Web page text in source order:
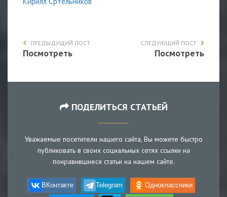
ПРЕДЫДУЩИЙ ПОСТ
Посмотреть
СЛЕДУЮЩИЙ ПОСТ
Посмотреть
ПОДЕЛИТЬСЯ СТАТЬЕЙ
Уважаемые посетители нашего сайта, Вы можете быстро
публиковать в своих социальных сетях ссылки на
понравившиеся статьи на нашем сайте.
ВКонтакте Telegram Одноклассники